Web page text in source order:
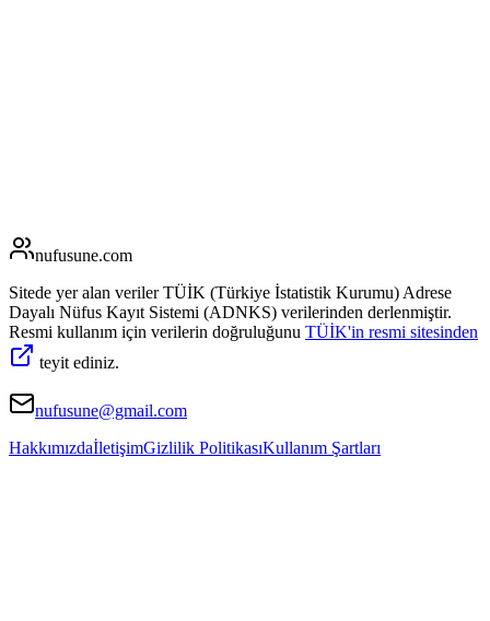
nufusune.com
Sitede yer alan veriler TÜİK (Türkiye İstatistik Kurumu) Adrese
Dayalı Nüfus Kayıt Sistemi (ADNKS) verilerinden derlenmiştir.
Resmi kullanım için verilerin doğruluğunu TÜİK'in resmi sitesinden
teyit ediniz.
nufusune@gmail.com
HakkımızdaİletişimGizlilik PolitikasıKullanım Şartları